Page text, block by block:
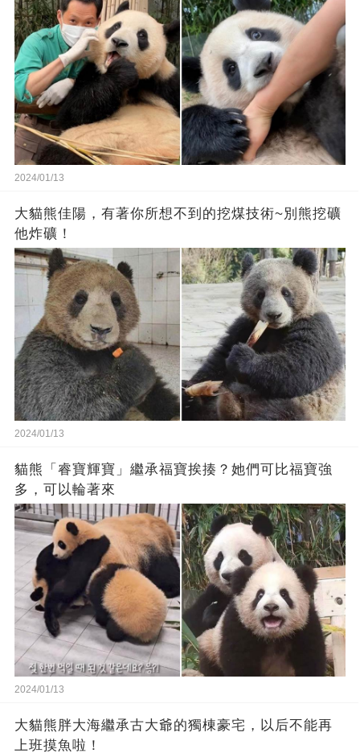
2024/01/13
大貓熊佳陽，有著你所想不到的挖煤技術~別熊挖礦
他炸礦！
2024/01/13
貓熊「睿寶輝寶」繼承福寶挨揍？她們可比福寶強
多，可以輪著來
2024/01/13
大貓熊胖大海繼承古大爺的獨棟豪宅，以后不能再
上班摸魚啦！